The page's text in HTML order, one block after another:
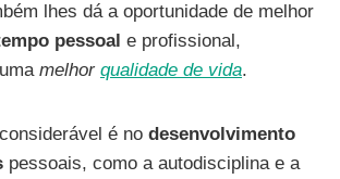
lhes dá a oportunidade de melhor
pessoal e profissional,
melhor qualidade de vida.
é no desenvolvimento
pessoais, como a autodisciplina e a